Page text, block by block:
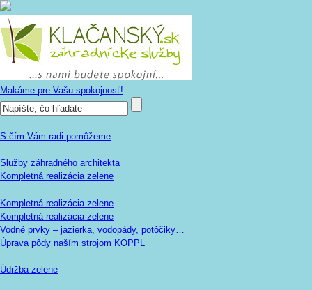
Makáme pre Vašu spokojnosť!
S čím Vám radi pomôžeme
Služby záhradného architekta
Kompletná realizácia zelene
Kompletná realizácia zelene
Kompletná realizácia zelene
Vodné prvky – jazierka, vodopády, potôčiky…
Úprava pôdy naším strojom KOPPL
Údržba zelene